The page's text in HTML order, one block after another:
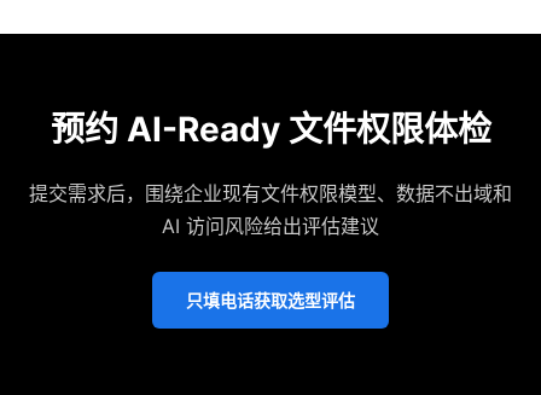
预约 AI-Ready 文件权限体检
提交需求后，围绕企业现有文件权限模型、数据不出域和
AI 访问风险给出评估建议
只填电话获取选型评估